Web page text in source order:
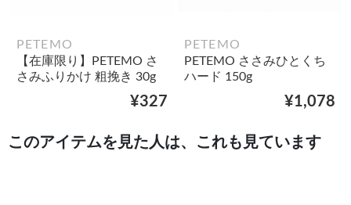
PETEMO
【在庫限り】PETEMO さ
さみふりかけ 粗挽き 30g
¥327
PETEMO
PETEMO ささみひとくち
ハード 150g
¥1,078
このアイテムを見た人は、これも見ています